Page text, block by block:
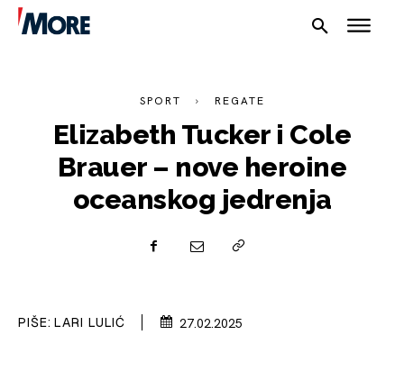
PLOVILA
SPORT REGATE
Elizabeth Tucker i Cole
Brauer – nove heroine
oceanskog jedrenja
PIŠE: LARI LULIĆ 27.02.2025